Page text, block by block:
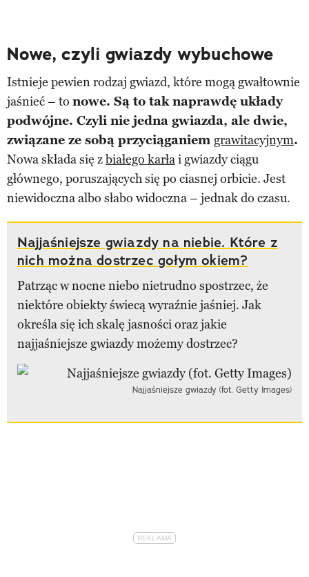
Nowe, czyli gwiazdy wybuchowe
Istnieje pewien rodzaj gwiazd, które mogą gwałtownie
jaśnieć – to nowe. Są to tak naprawdę układy
podwójne. Czyli nie jedna gwiazda, ale dwie,
związane ze sobą przyciąganiem grawitacyjnym.
Nowa składa się zbiałego karłai gwiazdy ciągu
głównego, poruszających się po ciasnej orbicie. Jest
niewidoczna albo słabo widoczna – jednak do czasu.
Najjaśniejsze gwiazdy na niebie. Które z
nich można dostrzec gołym okiem?
Patrząc w nocne niebo nietrudno spostrzec, że
niektóre obiekty świecą wyraźnie jaśniej. Jak
określa się ich skalę jasności oraz jakie
najjaśniejsze gwiazdy możemy dostrzec?
Najjaśniejsze gwiazdy (fot. Getty Images)